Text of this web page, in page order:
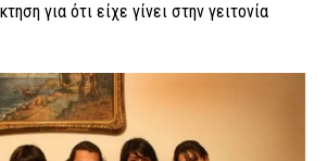
για ότι είχε γίνει στην γειτονία